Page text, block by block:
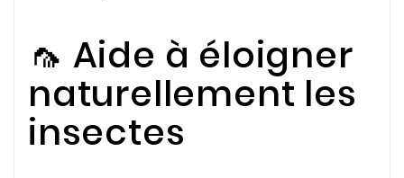
🦟 Aide à éloigner
naturellement les
insectes